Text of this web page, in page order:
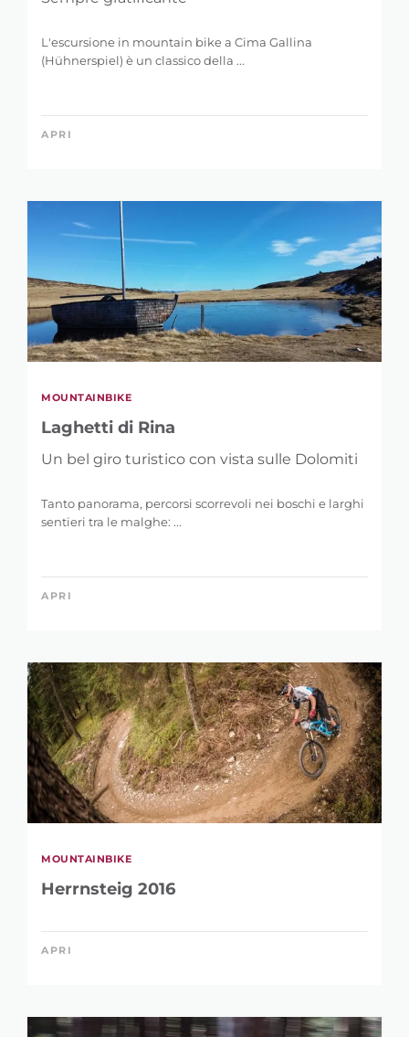
L'escursione in mountain bike a Cima Gallina
(Hühnerspiel) è un classico della ...
APRI
MOUNTAINBIKE
Laghetti di Rina
Un bel giro turistico con vista sulle Dolomiti
Tanto panorama, percorsi scorrevoli nei boschi e larghi
sentieri tra le malghe: ...
APRI
MOUNTAINBIKE
Herrnsteig 2016
APRI